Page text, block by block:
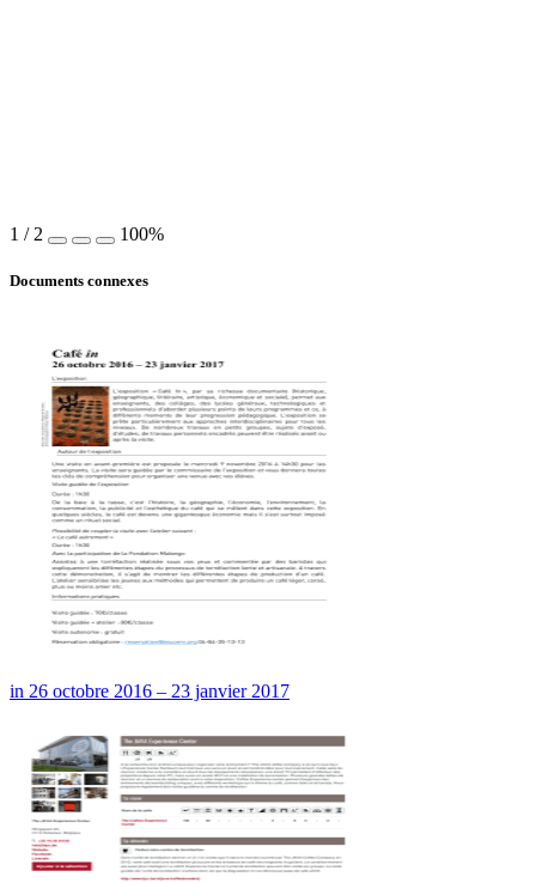
1 / 2 100%
Documents connexes
in 26 octobre 2016 – 23 janvier 2017